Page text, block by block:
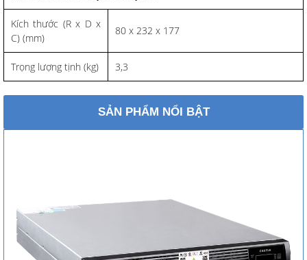
Kích thước (R x D x
C) (mm)
80 x 232 x 177
Trọng lượng tịnh (kg) 3,3
SẢN PHẨM NỔI BẬT